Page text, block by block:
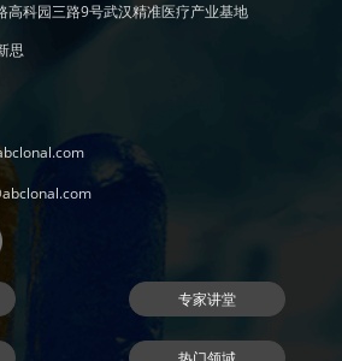
高科园三路9号武汉精准医疗产业基地
思
专家讲堂